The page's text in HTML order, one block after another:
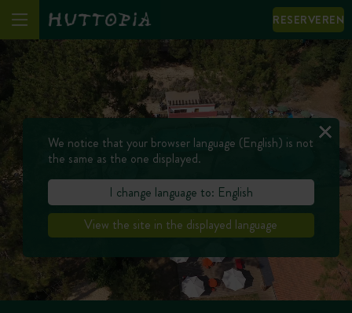
RESERVEREN
We notice that your browser language (English) is not
the same as the one displayed.
I change language to: English
View the site in the displayed language